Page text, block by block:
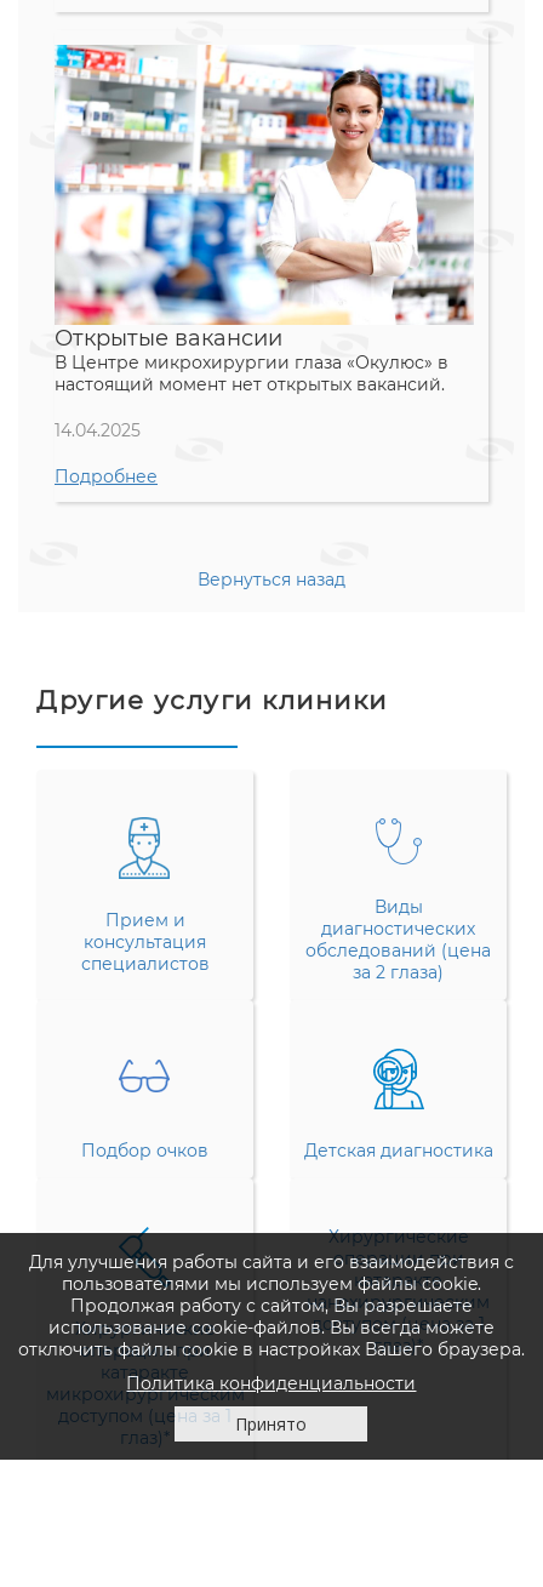
Открытые вакансии
В Центре микрохирургии глаза «Окулюс» в
настоящий момент нет открытых вакансий.
14.04.2025
Подробнее
Вернуться назад
Другие услуги клиники
Прием и
консультация
специалистов
Виды
диагностических
обследований (цена
за 2 глаза)
Подбор очков Детская диагностика
Хирургические
операции при
катаракте
микрохирургическим
доступом (цена за 1
глаз)*
Хирургические
операции при
катаракте
нанохирургическим
доступом (цена за 1
глаз)*
Для улучшения работы сайта и его взаимодействия с
пользователями мы используем файлы cookie.
Продолжая работу с сайтом, Вы разрешаете
использование cookie-файлов. Вы всегда можете
отключить файлы cookie в настройках Вашего браузера.
Политика конфиденциальности
Принято